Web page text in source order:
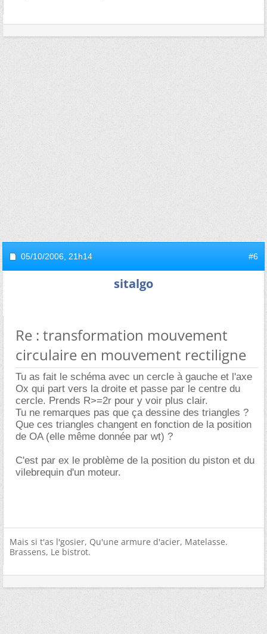
05/10/2006, 21h14 #6
sitalgo
Re : transformation mouvement
circulaire en mouvement rectiligne
Tu as fait le schéma avec un cercle à gauche et l'axe
Ox qui part vers la droite et passe par le centre du
cercle. Prends R>=2r pour y voir plus clair.
Tu ne remarques pas que ça dessine des triangles ?
Que ces triangles changent en fonction de la position
de OA (elle même donnée par wt) ?
C'est par ex le problème de la position du piston et du
vilebrequin d'un moteur.
Mais si t'as l'gosier, Qu'une armure d'acier, Matelasse.
Brassens, Le bistrot.